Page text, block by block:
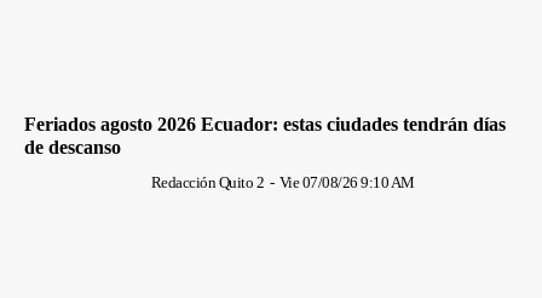
Feriados agosto 2026 Ecuador: estas ciudades tendrán días
de descanso
Redacción Quito 2 - Vie 07/08/26 9:10 AM